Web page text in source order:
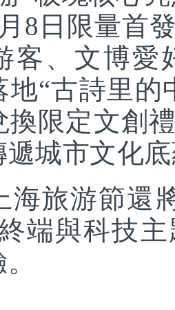
8日限量首
客、文博愛
地“古詩里
換限定文創
城市文化
游節還將
端與科技